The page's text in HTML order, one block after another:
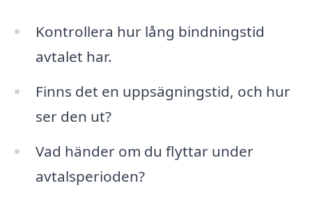
Kontrollera hur lång bindningstid
avtalet har.
Finns det en uppsägningstid, och hur
ser den ut?
Vad händer om du flyttar under
avtalsperioden?